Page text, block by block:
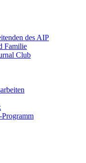
des AIP
Familie
Club